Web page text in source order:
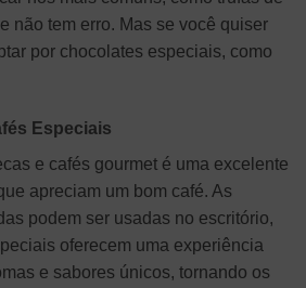
não tem erro. Mas se você quiser
por chocolates especiais, como
Especiais
e cafés gourmet é uma excelente
apreciam um bom café. As
podem ser usadas no escritório,
oferecem uma experiência
e sabores únicos, tornando os